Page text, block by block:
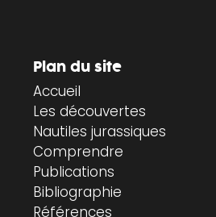
Plan du site
Accueil
Les découvertes
Nautiles jurassiques
Comprendre
Publications
Bibliographie
Références